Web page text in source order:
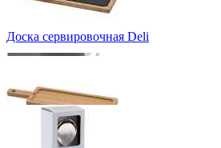
Доска сервировочная Deli